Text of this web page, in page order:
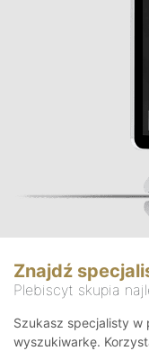
Znajdź
Plebiscyt skupia
Szukasz specjalisty w
wyszukiwarkę.